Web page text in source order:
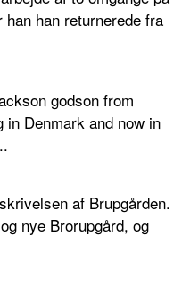
han returnerede fra
godson from
in Denmark and now in
af Brupgården.
nye Brorupgård, og